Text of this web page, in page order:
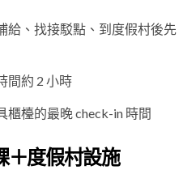
給、找接駁點、到度假村後先
間約 2 小時
櫃檯的最晚 check-in 時間
＋度假村設施